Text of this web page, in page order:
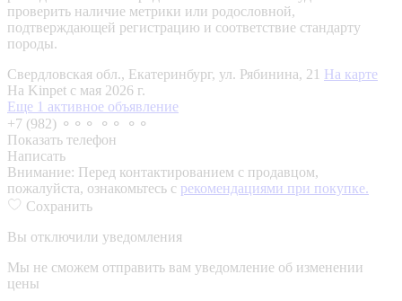
проверить наличие метрики или родословной,
подтверждающей регистрацию и соответствие стандарту
породы.
Свердловская обл., Екатеринбург, ул. Рябинина, 21 На карте
На Kinpet c мая 2026 г.
Еще 1 активное объявление
+7 (982) ⚬⚬⚬ ⚬⚬ ⚬⚬
Показать телефон
Написать
Внимание: Перед контактированием с продавцом,
пожалуйста, ознакомьтесь с рекомендациями при покупке.
Сохранить
Вы отключили уведомления
Мы не сможем отправить вам уведомление об изменении
цены